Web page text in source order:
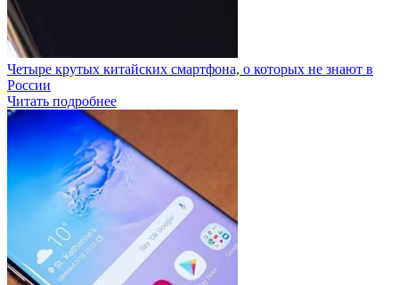
Четыре крутых китайских смартфона, о которых не знают в
России
Читать подробнее